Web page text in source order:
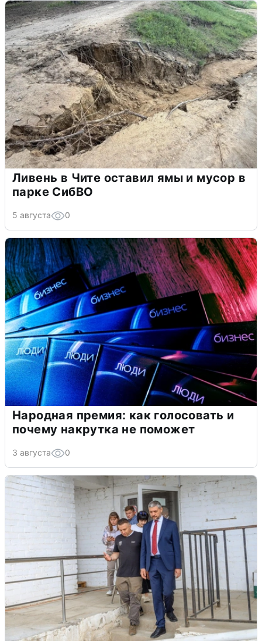
Ливень в Чите оставил ямы и мусор в
парке СибВО
5 августа 0
Народная премия: как голосовать и
почему накрутка не поможет
3 августа 0